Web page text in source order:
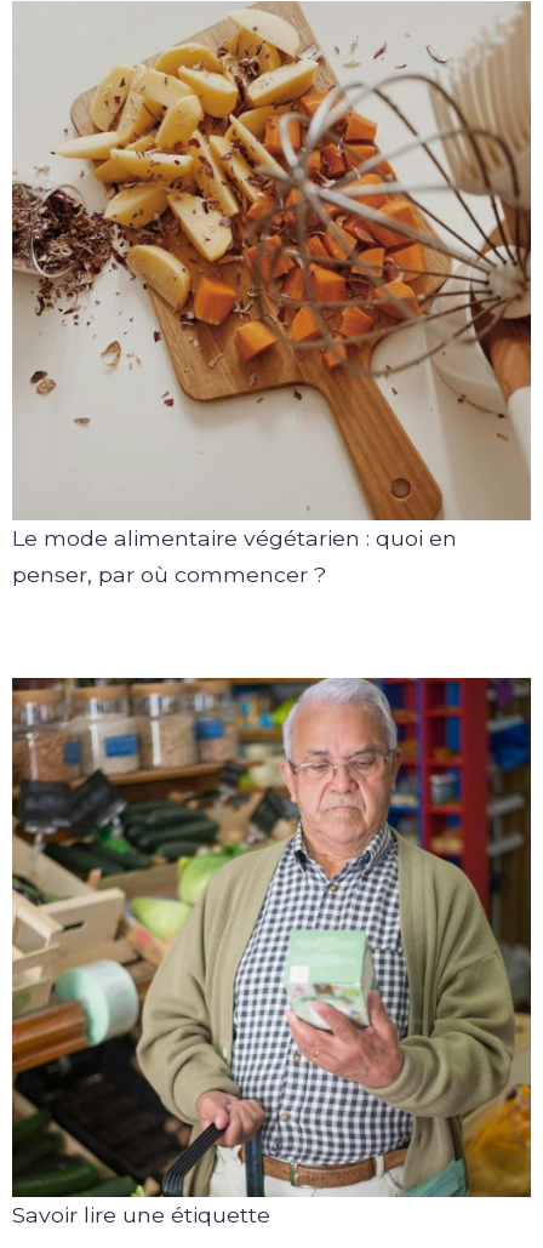
Le mode alimentaire végétarien : quoi en
penser, par où commencer ?
Savoir lire une étiquette